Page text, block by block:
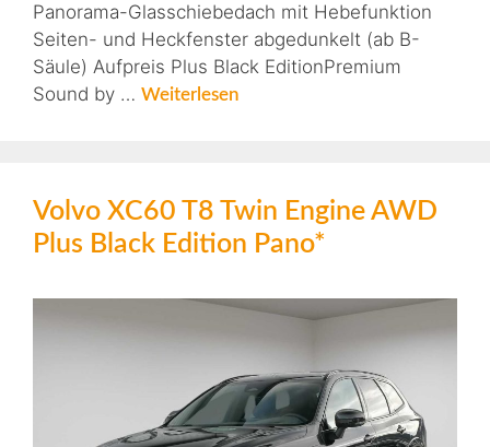
Panorama-Glasschiebedach mit Hebefunktion
Seiten- und Heckfenster abgedunkelt (ab B-
Säule) Aufpreis Plus Black EditionPremium
Sound by … Weiterlesen
Volvo XC60 T8 Twin Engine AWD
Plus Black Edition Pano*